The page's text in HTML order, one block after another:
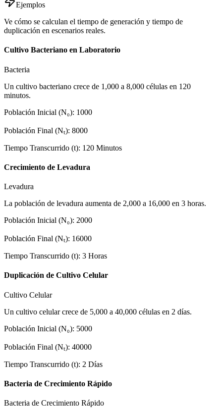
Ejemplos
Ve cómo se calculan el tiempo de generación y tiempo de
duplicación en escenarios reales.
Cultivo Bacteriano en Laboratorio
Bacteria
Un cultivo bacteriano crece de 1,000 a 8,000 células en 120
minutos.
Población Inicial (N₀): 1000
Población Final (Nₜ): 8000
Tiempo Transcurrido (t): 120 Minutos
Crecimiento de Levadura
Levadura
La población de levadura aumenta de 2,000 a 16,000 en 3 horas.
Población Inicial (N₀): 2000
Población Final (Nₜ): 16000
Tiempo Transcurrido (t): 3 Horas
Duplicación de Cultivo Celular
Cultivo Celular
Un cultivo celular crece de 5,000 a 40,000 células en 2 días.
Población Inicial (N₀): 5000
Población Final (Nₜ): 40000
Tiempo Transcurrido (t): 2 Días
Bacteria de Crecimiento Rápido
Bacteria de Crecimiento Rápido